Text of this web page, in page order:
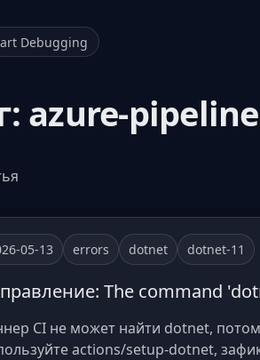
Debugging
azure-
05-13 errors dotnet dotnet-11
The command
CI не может найти dotnet,
actions/setup-dotnet,